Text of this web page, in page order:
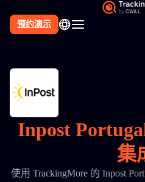
预约演示
Inpost
集
使用 TrackingMore 的 Inpost